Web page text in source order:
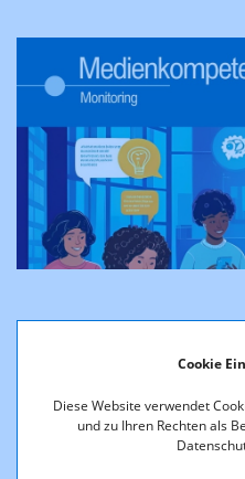
Cookie
Diese Website verwendet
und zu Ihren Rechten als
Um das Thema